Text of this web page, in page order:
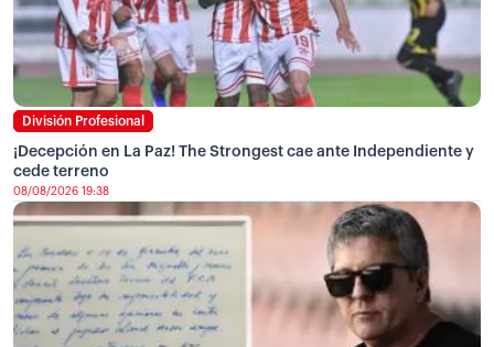
División Profesional
¡Decepción en La Paz! The Strongest cae ante Independiente y
cede terreno
08/08/2026 19:38